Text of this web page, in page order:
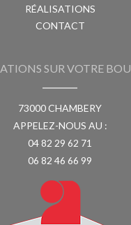
RÉALISATIONS
CONTACT
SUR VOTRE
73000 CHAMBERY
APPELEZ-NOUS AU :
04 82 29 62 71
06 82 46 66 99